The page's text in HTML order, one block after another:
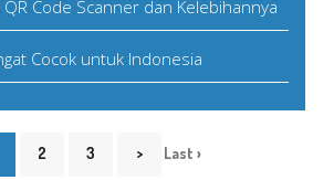
QR Code Scanner dan Kelebihannya
Cocok untuk Indonesia
2 3 > Last ›